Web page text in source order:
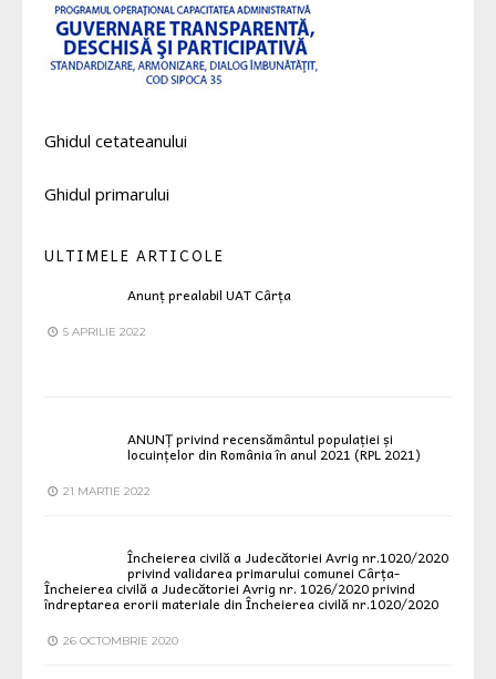
Ghidul cetateanului
Ghidul primarului
ULTIMELE ARTICOLE
Anunț prealabil UAT Cârța
5 APRILIE 2022
ANUNȚ privind recensământul populației și
locuințelor din România în anul 2021 (RPL 2021)
21 MARTIE 2022
Încheierea civilă a Judecătoriei Avrig nr.1020/2020
privind validarea primarului comunei Cârța-
Încheierea civilă a Judecătoriei Avrig nr. 1026/2020 privind
îndreptarea erorii materiale din Încheierea civilă nr.1020/2020
26 OCTOMBRIE 2020